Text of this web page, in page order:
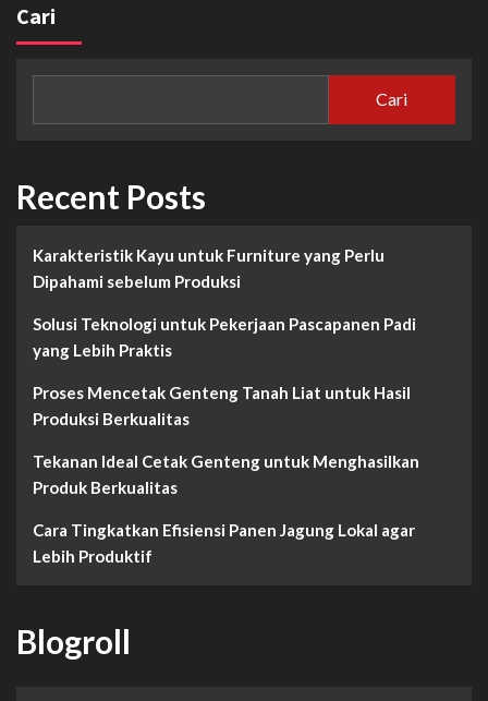
Cari
Cari
Recent Posts
Karakteristik Kayu untuk Furniture yang Perlu
Dipahami sebelum Produksi
Solusi Teknologi untuk Pekerjaan Pascapanen Padi
yang Lebih Praktis
Proses Mencetak Genteng Tanah Liat untuk Hasil
Produksi Berkualitas
Tekanan Ideal Cetak Genteng untuk Menghasilkan
Produk Berkualitas
Cara Tingkatkan Efisiensi Panen Jagung Lokal agar
Lebih Produktif
Blogroll